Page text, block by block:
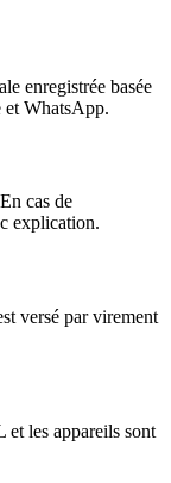
enregistrée basée
et WhatsApp.
cas de
explication.
versé par virement
et les appareils sont